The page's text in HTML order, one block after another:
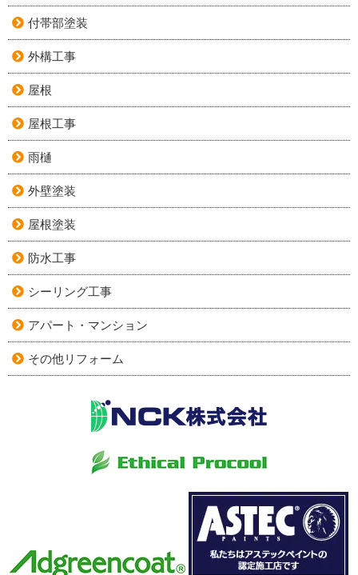
付帯部塗装
外構工事
屋根
屋根工事
雨樋
外壁塗装
屋根塗装
防水工事
シーリング工事
アパート・マンション
その他リフォーム